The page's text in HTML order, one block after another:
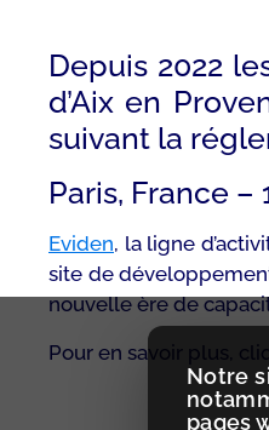
Notre
pages
Depuis 2022
d’Aix en
suivant la
Paris, France –
Eviden, la ligne
site de
nouvelle ère de
Pour en savoir plus,